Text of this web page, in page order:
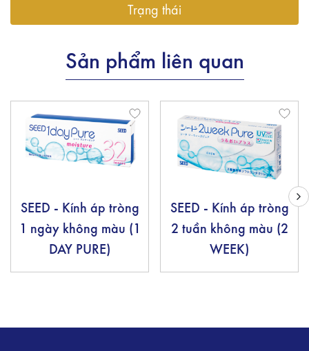
Trạng thái
Sản phẩm liên quan
SEED - Kính áp tròng
1 ngày không màu (1
DAY PURE)
SEED - Kính áp tròng
2 tuần không màu (2
WEEK)